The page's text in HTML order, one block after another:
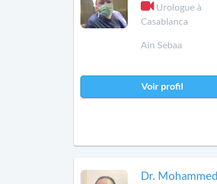
Urologue à
Casablanca
Ain Sebaa
Voir profil
Dr. Mohammed